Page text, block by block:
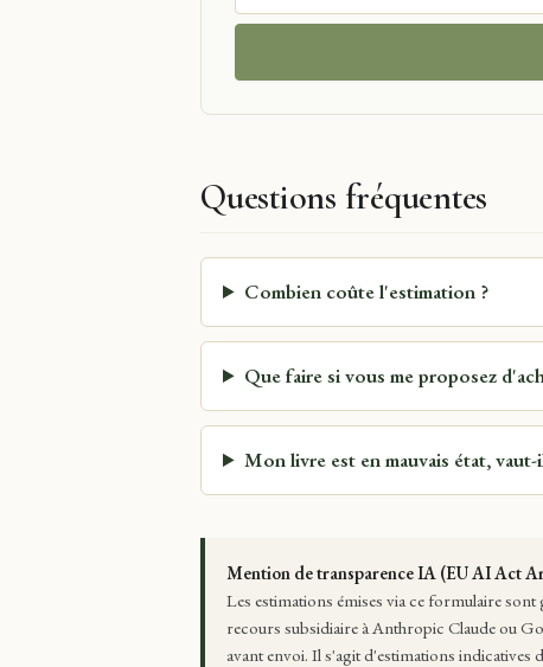
Questions fréquentes
Combien coûte l'estimation ?
Que faire si vous me proposez
Mon livre est en mauvais état,
Mention de transparence IA (EU AI Act
Les estimations émises via ce formulaire
recours subsidiaire à Anthropic Claude ou
avant envoi. Il s'agit d'estimations indicatives